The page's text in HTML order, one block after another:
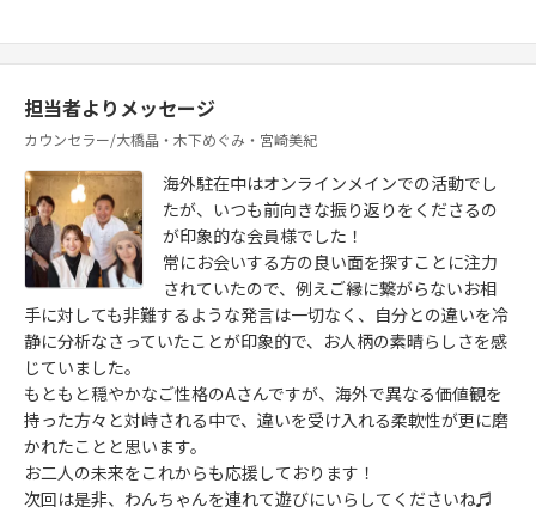
担当者よりメッセージ
カウンセラー/大橋晶・木下めぐみ・宮崎美紀
海外駐在中はオンラインメインでの活動でし
たが、いつも前向きな振り返りをくださるの
が印象的な会員様でした！
常にお会いする方の良い面を探すことに注力
されていたので、例えご縁に繋がらないお相
手に対しても非難するような発言は一切なく、自分との違いを冷
静に分析なさっていたことが印象的で、お人柄の素晴らしさを感
じていました。
もともと穏やかなご性格のAさんですが、海外で異なる価値観を
持った方々と対峙される中で、違いを受け入れる柔軟性が更に磨
かれたことと思います。
お二人の未来をこれからも応援しております！
次回は是非、わんちゃんを連れて遊びにいらしてくださいね♬